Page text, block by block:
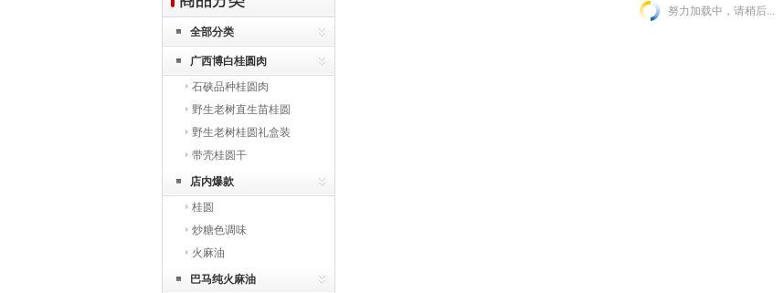
全部分类
广西博白桂圆肉
石硖品种桂圆肉
野生老树直生苗桂圆
野生老树桂圆礼盒装
带壳桂圆干
店内爆款
桂圆
炒糖色调味
火麻油
巴马纯火麻油
努力加载中，请稍后...